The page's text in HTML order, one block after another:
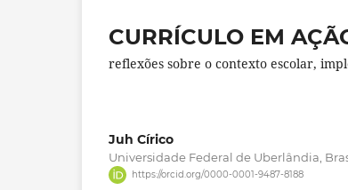
CURRÍCULO EM
reflexões sobre o contexto escolar,
Juh Círico
Universidade Federal de Uberlândia,
https://orcid.org/0000-0001-9487-8188